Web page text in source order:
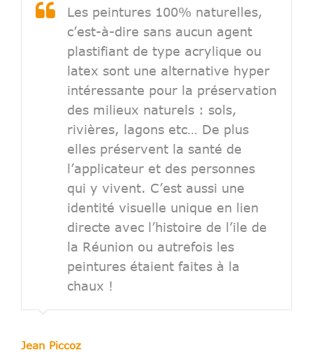
Les peintures 100% naturelles,
c’est-à-dire sans aucun agent
plastifiant de type acrylique ou
latex sont une alternative hyper
intéressante pour la préservation
des milieux naturels : sols,
rivières, lagons etc… De plus
elles préservent la santé de
l’applicateur et des personnes
qui y vivent. C’est aussi une
identité visuelle unique en lien
directe avec l’histoire de l’ile de
la Réunion ou autrefois les
peintures étaient faites à la
chaux !
Jean Piccoz